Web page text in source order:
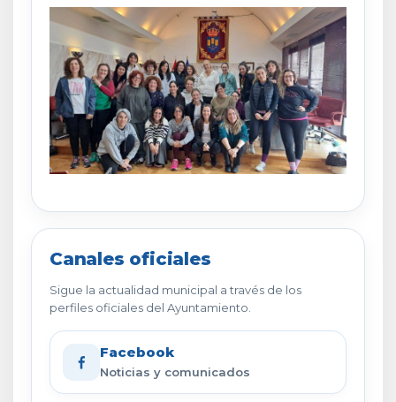
Canales oficiales
Sigue la actualidad municipal a través de los
perfiles oficiales del Ayuntamiento.
Facebook
Noticias y comunicados